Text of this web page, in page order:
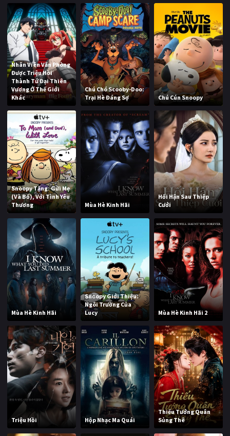
Nhân Viên Văn Phòng
Được Triệu Hồi
Thành Tứ Đại Thiên
Vương Ở Thế Giới
Khác
Chú Chó Scooby-Doo:
Trại Hè Đáng Sợ
Chú Cún Snoopy
Snoopy Tặng: Gửi Mẹ
(Và Bố), Với Tình Yêu
Thương
Mùa Hè Kinh Hãi
Hối Hận Sau Thiệp
Cưới
Mùa Hè Kinh Hãi
Snoopy Giới Thiệu:
Ngôi Trường Của
Lucy
Mùa Hè Kinh Hãi 2
Triệu Hồi Hộp Nhạc Ma Quái
Thiếu Tướng Quân
Sủng Thê